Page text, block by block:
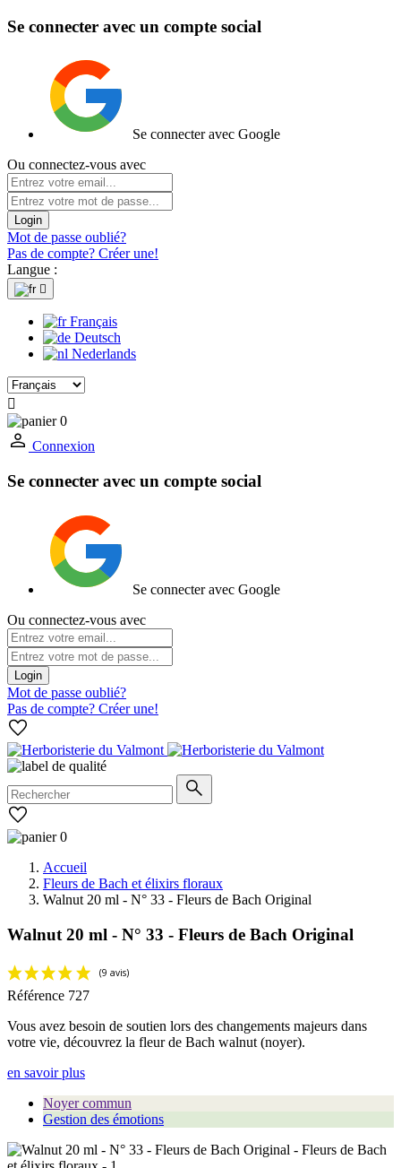
Se connecter avec un compte social
Se connecter avec Google
Ou connectez-vous avec
Login
Mot de passe oublié?
Pas de compte? Créer une!
Langue :

Français
Deutsch
Nederlands

0
Connexion
Se connecter avec un compte social
Se connecter avec Google
Ou connectez-vous avec
Login
Mot de passe oublié?
Pas de compte? Créer une!
0
Accueil
Fleurs de Bach et élixirs floraux
Walnut 20 ml - N° 33 - Fleurs de Bach Original
Walnut 20 ml - N° 33 - Fleurs de Bach Original
(9 avis)
Référence 727
Vous avez besoin de soutien lors des changements majeurs dans
votre vie, découvrez la fleur de Bach walnut (noyer).
en savoir plus
Noyer commun
Gestion des émotions